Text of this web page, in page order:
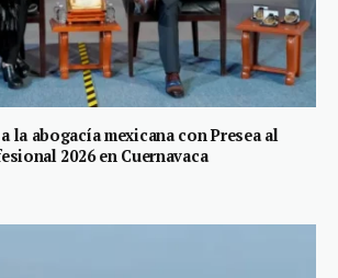
la abogacía mexicana con Presea al
2026 en Cuernavaca